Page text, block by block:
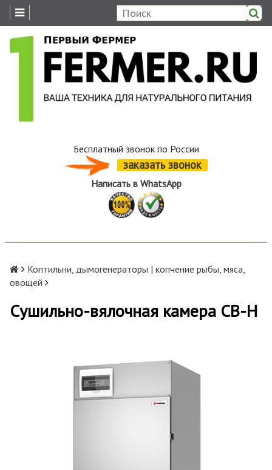
Бесплатный звонок по России
заказать звонок
Написать в WhatsApp
Коптильни, дымогенераторы | копчение рыбы, мяса,
овощей
Сушильно-вялочная камера СВ-Н